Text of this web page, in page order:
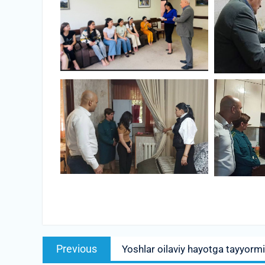
Post
menyusi
Previous
Previous
post:
Yoshlar oilaviy hayotga